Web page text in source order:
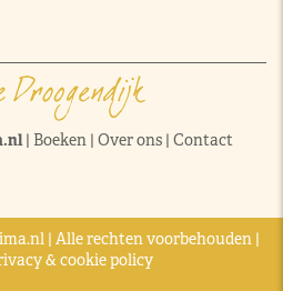
| Boeken| Over ons| Contact
| Alle rechten voorbehouden |
& cookie policy